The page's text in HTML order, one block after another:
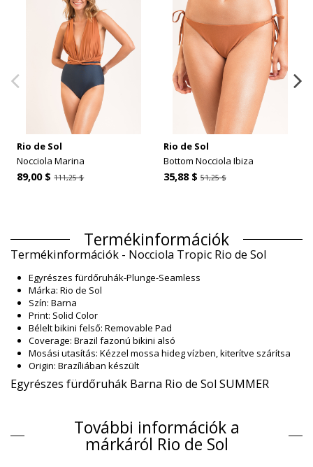
Rio de Sol
Nocciola Marina
89,00 $111,25 $
Rio de Sol
Bottom Nocciola Ibiza
35,88 $ 51,25 $
Termékinformációk
Termékinformációk - Nocciola Tropic Rio de Sol
Egyrészes fürdőruhák-Plunge-Seamless
Márka: Rio de Sol
Szín: Barna
Print: Solid Color
Bélelt bikini felső: Removable Pad
Coverage: Brazil fazonú bikini alsó
Mosási utasítás: Kézzel mossa hideg vízben, kiterítve szárítsa
Origin: Brazíliában készült
Egyrészes fürdőruhák Barna Rio de Sol SUMMER
Kompozíció: 86% Polyamide, 14% Elastane (LYCRA XTRA LIFE)
Oeko-Tex Standard
Lining: 86% Polyamide, 14% Elastane (LYCRA XTRA LIFE) Oeko-
További információk a
márkáról Rio de Sol